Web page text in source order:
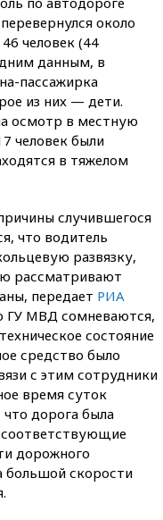
около
человек (44
данным, в
пассажирка
из них — дети.
осмотр в местную
человек были
в тяжелом
случившегося
что водитель
развязку,
рассматривают
передает РИА
ГУ МВД сомневаются,
состояние
средство было
с этим сотрудники
время суток
дорога была
соответствующие
дорожного
большой скорости